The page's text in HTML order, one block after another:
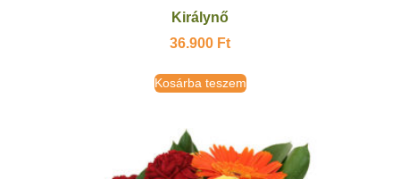
Királynő
36.900 Ft
Kosárba teszem